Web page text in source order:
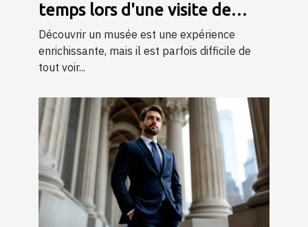
temps lors d'une visite de
musée ?
Découvrir un musée est une expérience
enrichissante, mais il est parfois difficile de
tout voir...